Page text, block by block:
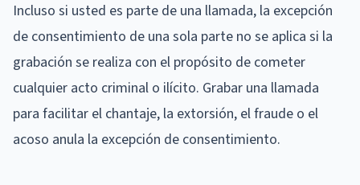
Incluso si usted es parte de una llamada, la excepción
de consentimiento de una sola parte no se aplica si la
grabación se realiza con el propósito de cometer
cualquier acto criminal o ilícito. Grabar una llamada
para facilitar el chantaje, la extorsión, el fraude o el
acoso anula la excepción de consentimiento.